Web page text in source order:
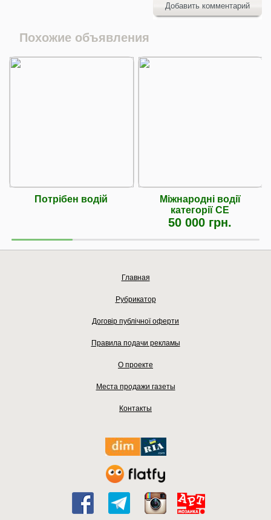
Добавить комментарий
Похожие объявления
Потрібен водій
Міжнародні водії
категорії CЕ
50 000 грн.
Главная
Рубрикатор
Договір публічної оферти
Правила подачи рекламы
О проекте
Места продажи газеты
Контакты